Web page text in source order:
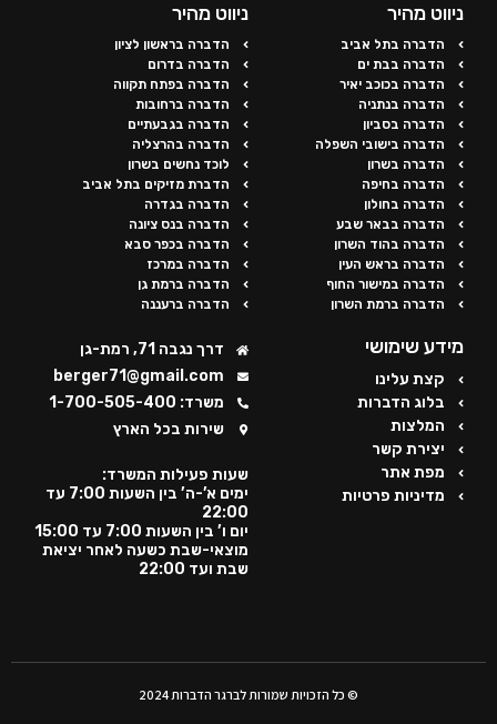
ניווט מהיר
הדברה בתל אביב
הדברה בבת ים
הדברה בכוכב יאיר
הדברה בנתניה
הדברה בסביון
הדברה בישובי השפלה
הדברה בשרון
הדברה בחיפה
הדברה בחולון
הדברה בבאר שבע
הדברה בהוד השרון
הדברה בראש העין
הדברה במישור החוף
הדברה ברמת השרון
ניווט מהיר
הדברה בראשון לציון
הדברה בדרום
הדברה בפתח תקווה
הדברה ברחובות
הדברה בגבעתיים
הדברה בהרצליה
לוכד נחשים בשרון
הדברת מזיקים בתל אביב
הדברה בגדרה
הדברה בנס ציונה
הדברה בכפר סבא
הדברה במרכז
הדברה ברמת גן
הדברה ברעננה
מידע שימושי
קצת עלינו
בלוג הדברות
המלצות
יצירת קשר
מפת אתר
מדיניות פרטיות
דרך נגבה 71, רמת-גן
berger71@gmail.com
משרד: 1-700-505-400
שירות בכל הארץ
שעות פעילות המשרד:
ימים א’-ה’ בין השעות 7:00 עד
22:00
יום ו’ בין השעות 7:00 עד 15:00
מוצאי-שבת כשעה לאחר יציאת
שבת ועד 22:00
© כל הזכויות שמורות לברגר הדברות 2024